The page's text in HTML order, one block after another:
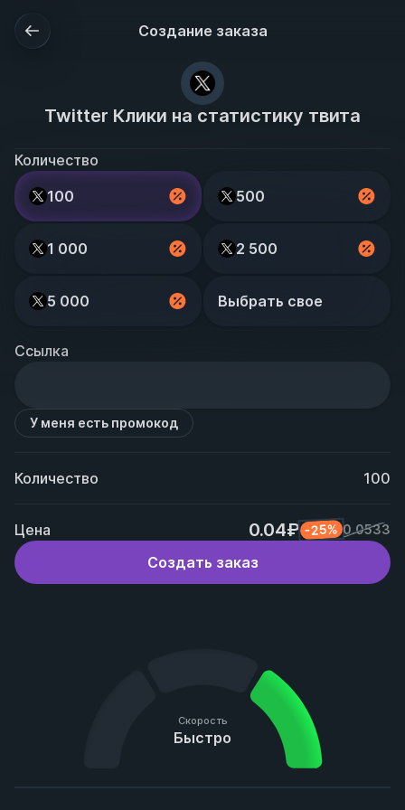
Создание заказа
Twitter Клики на статистику твита
Количество
100
500
1 000 2 500
5 000 Выбрать свое
Ссылка
У меня есть промокод
Количество 100
Цена 0.04₽ -25% 0.0533
Создать заказ
Скорость
Быстро